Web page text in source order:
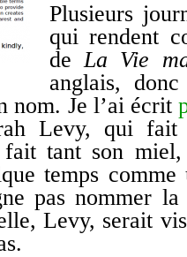
Plusieurs
qui rendent
deLa Vie
anglais,
nom. Je l’ai écrit
Levy, qui
tant son miel,
temps
pas nommer
Levy, serait